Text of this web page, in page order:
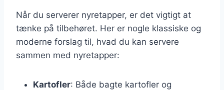
Når du serverer nyretapper, er det vigtigt at
tænke på tilbehøret. Her er nogle klassiske og
moderne forslag til, hvad du kan servere
sammen med nyretapper:
Kartofler: Både bagte kartofler og